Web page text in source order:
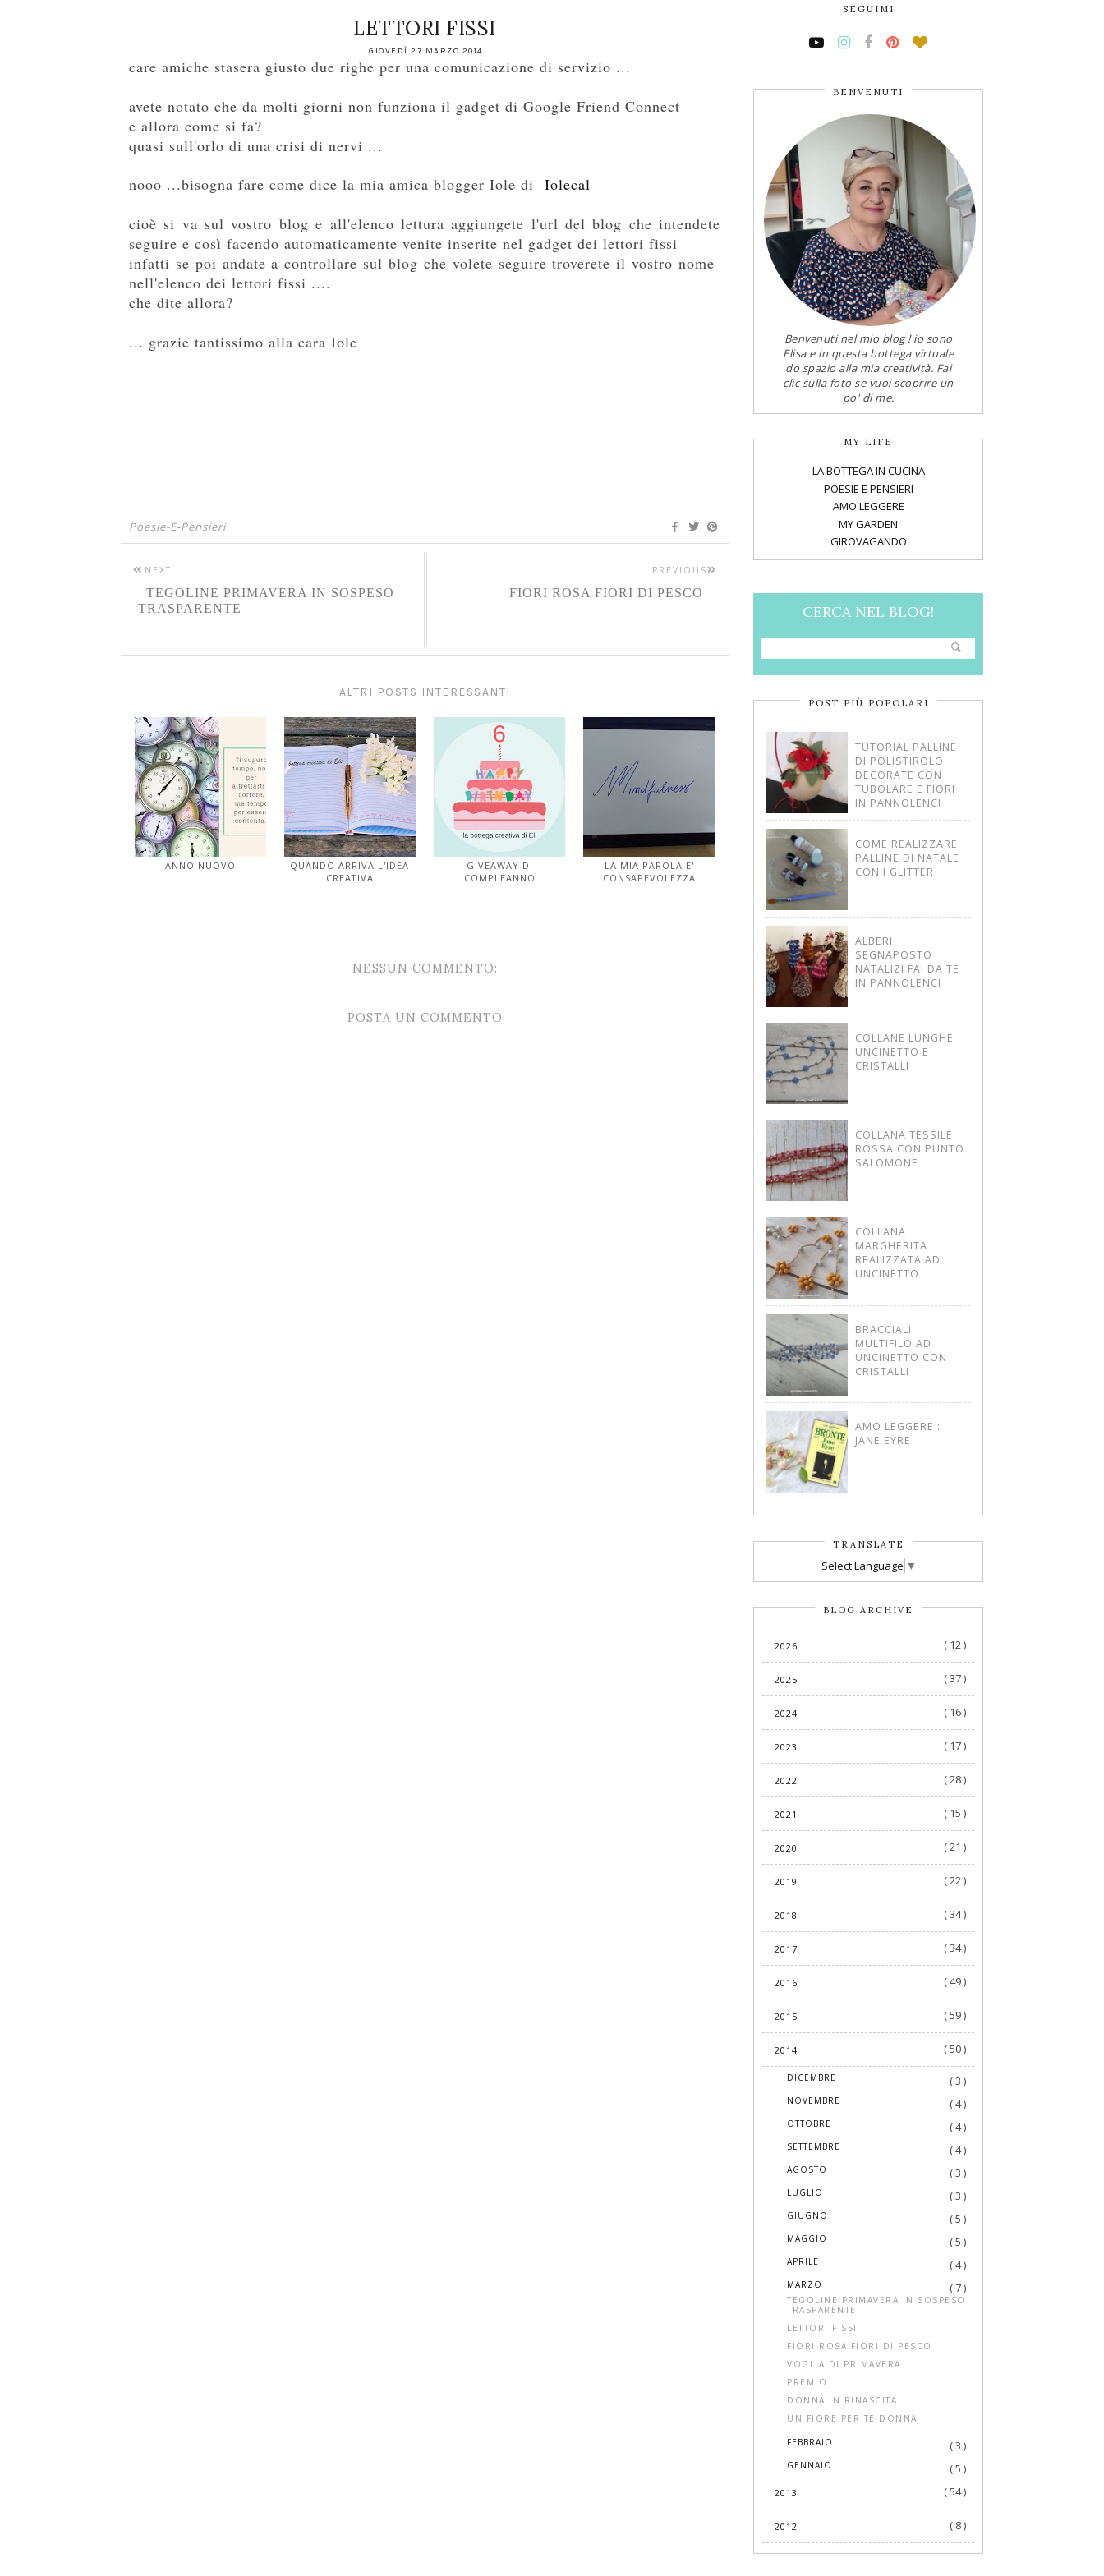
LETTORI FISSI
GIOVEDÌ 27 MARZO 2014
care amiche stasera giusto due righe per una comunicazione di servizio ...
avete notato che da molti giorni non funziona il gadget di Google Friend Connect
e allora come si fa?
quasi sull'orlo di una crisi di nervi ...
nooo ...bisogna fare come dice la mia amica blogger Iole di
Iolecal
cioè si va sul vostro blog e all'elenco lettura aggiungete l'url del blog che intendete
seguire e così facendo automaticamente venite inserite nel gadget dei lettori fissi
infatti se poi andate a controllare sul blog che volete seguire troverete il vostro nome
nell'elenco dei lettori fissi ....
che dite allora?
... grazie tantissimo alla cara Iole
Poesie-E-Pensieri
PREVIOUS
FIORI ROSA FIORI DI PESCO
NEXT
TEGOLINE PRIMAVERA IN SOSPESO
TRASPARENTE
ALTRI POSTS INTERESSANTI
ANNO NUOVO
QUANDO ARRIVA L'IDEA
CREATIVA
GIVEAWAY DI
COMPLEANNO
LA MIA PAROLA E'
CONSAPEVOLEZZA
NESSUN COMMENTO:
POSTA UN COMMENTO
SEGUIMI
BENVENUTI
Benvenuti nel mio blog ! io sono
Elisa e in questa bottega virtuale
do spazio alla mia creatività. Fai
clic sulla foto se vuoi scoprire un
po' di me.
MY LIFE
LA BOTTEGA IN CUCINA
POESIE E PENSIERI
AMO LEGGERE
MY GARDEN
GIROVAGANDO
CERCA NEL BLOG!
POST PIÙ POPOLARI
TUTORIAL PALLINE
DI POLISTIROLO
DECORATE CON
TUBOLARE E FIORI
IN PANNOLENCI
COME REALIZZARE
PALLINE DI NATALE
CON I GLITTER
ALBERI
SEGNAPOSTO
NATALIZI FAI DA TE
IN PANNOLENCI
COLLANE LUNGHE
UNCINETTO E
CRISTALLI
COLLANA TESSILE
ROSSA CON PUNTO
SALOMONE
COLLANA
MARGHERITA
REALIZZATA AD
UNCINETTO
BRACCIALI
MULTIFILO AD
UNCINETTO CON
CRISTALLI
AMO LEGGERE :
JANE EYRE
TRANSLATE
Select Language ▼
BLOG ARCHIVE
2026 ( 12 )
2025 ( 37 )
2024 ( 16 )
2023 ( 17 )
2022 ( 28 )
2021 ( 15 )
2020 ( 21 )
2019 ( 22 )
2018 ( 34 )
2017 ( 34 )
2016 ( 49 )
2015 ( 59 )
2014 ( 50 )
DICEMBRE ( 3 )
NOVEMBRE ( 4 )
OTTOBRE ( 4 )
SETTEMBRE ( 4 )
AGOSTO ( 3 )
LUGLIO ( 3 )
GIUGNO ( 5 )
MAGGIO ( 5 )
APRILE ( 4 )
MARZO ( 7 )
TEGOLINE PRIMAVERA IN SOSPESO
TRASPARENTE
LETTORI FISSI
FIORI ROSA FIORI DI PESCO
VOGLIA DI PRIMAVERA
PREMIO
DONNA IN RINASCITA
UN FIORE PER TE DONNA
FEBBRAIO ( 3 )
GENNAIO ( 5 )
2013 ( 54 )
2012 ( 8 )